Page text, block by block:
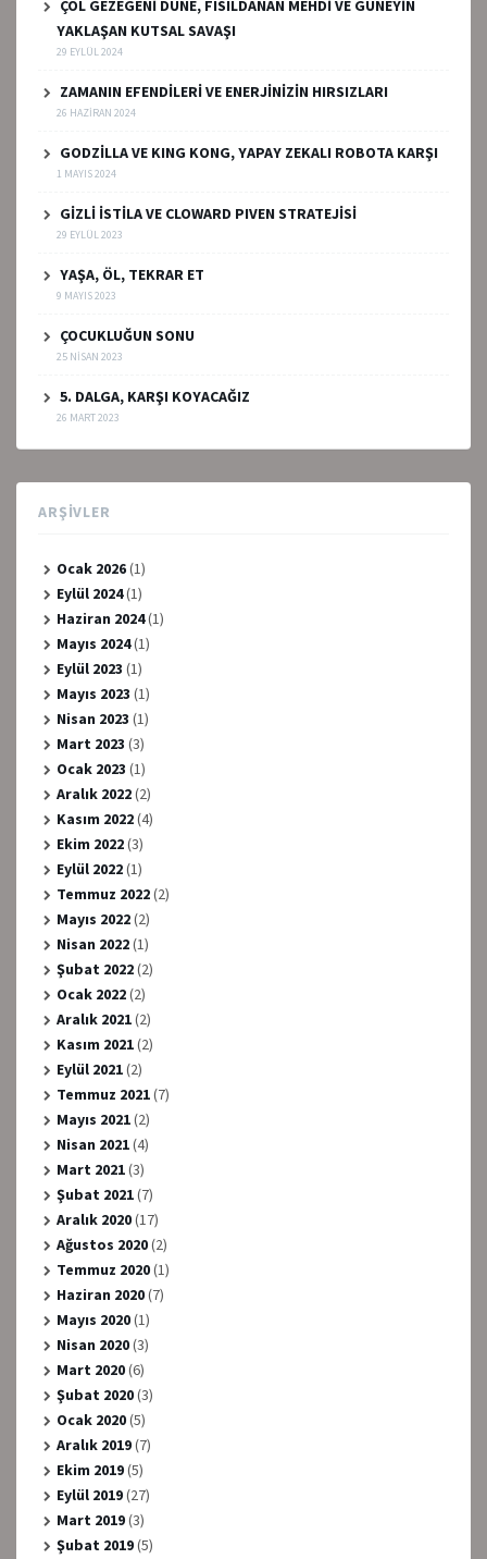
ÇÖL GEZEGENİ DUNE, FISILDANAN MEHDİ VE GÜNEYİN
YAKLAŞAN KUTSAL SAVAŞI
29 EYLÜL 2024
ZAMANIN EFENDİLERİ VE ENERJİNİZİN HIRSIZLARI
26 HAZIRAN 2024
GODZİLLA VE KING KONG, YAPAY ZEKALI ROBOTA KARŞI
1 MAYIS 2024
GİZLİ İSTİLA VE CLOWARD PIVEN STRATEJİSİ
29 EYLÜL 2023
YAŞA, ÖL, TEKRAR ET
9 MAYIS 2023
ÇOCUKLUĞUN SONU
25 NISAN 2023
5. DALGA, KARŞI KOYACAĞIZ
26 MART 2023
ARŞIVLER
Ocak 2026(1)
Eylül 2024(1)
Haziran 2024(1)
Mayıs 2024(1)
Eylül 2023 (1)
Mayıs 2023 (1)
Nisan 2023 (1)
Mart 2023 (3)
Ocak 2023 (1)
Aralık 2022(2)
Kasım 2022(4)
Ekim 2022(3)
Eylül 2022(1)
Temmuz 2022(2)
Mayıs 2022(2)
Nisan 2022(1)
Şubat 2022(2)
Ocak 2022(2)
Aralık 2021(2)
Kasım 2021(2)
Eylül 2021(2)
Temmuz 2021(7)
Mayıs 2021(2)
Nisan 2021(4)
Mart 2021(3)
Şubat 2021(7)
Aralık 2020(17)
Ağustos 2020(2)
Temmuz 2020(1)
Haziran 2020(7)
Mayıs 2020(1)
Nisan 2020(3)
Mart 2020(6)
Şubat 2020(3)
Ocak 2020(5)
Aralık 2019(7)
Ekim 2019(5)
Eylül 2019(27)
Mart 2019(3)
Şubat 2019(5)